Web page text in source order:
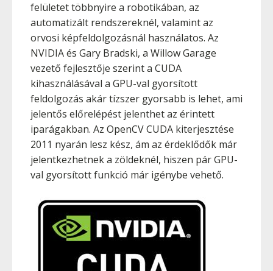
felületet többnyire a robotikában, az
automatizált rendszereknél, valamint az
orvosi képfeldolgozásnál használatos. Az
NVIDIA és Gary Bradski, a Willow Garage
vezető fejlesztője szerint a CUDA
kihasználásával a GPU-val gyorsított
feldolgozás akár tízszer gyorsabb is lehet, ami
jelentős előrelépést jelenthet az érintett
iparágakban. Az OpenCV CUDA kiterjesztése
2011 nyarán lesz kész, ám az érdeklődők már
jelentkezhetnek a zöldeknél, hiszen pár GPU-
val gyorsított funkció már igénybe vehető.